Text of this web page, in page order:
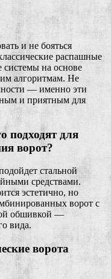
и не бояться
распашные
на основе
алгоритмам. Не
— именно эти
и приятным для
подходят для
ворот?
стальной
средствами.
эстетично, но
ворот с
обшивкой —
вида.
ворота